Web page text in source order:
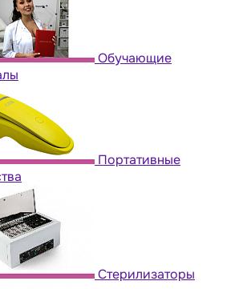
Обучающие
Портативные
Стерилизаторы